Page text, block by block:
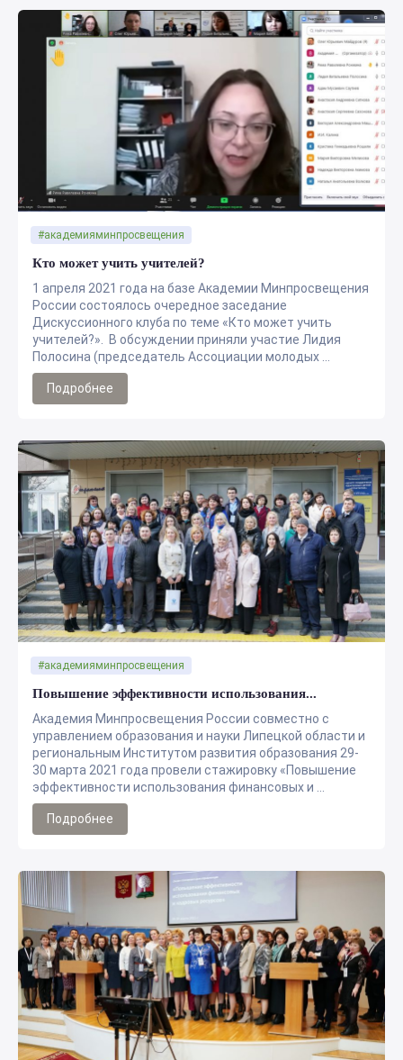
Кто может учить учителей?
1 апреля 2021 года на базе Академии Минпросвещения
России состоялось очередное заседание
Дискуссионного клуба по теме «Кто может учить
учителей?». В обсуждении приняли участие Лидия
Полосина (председатель Ассоциации молодых ...
#академияминпросвещения
Подробнее
Повышение эффективности использования...
Академия Минпросвещения России совместно с
управлением образования и науки Липецкой области и
региональным Институтом развития образования 29-
30 марта 2021 года провели стажировку «Повышение
эффективности использования финансовых и ...
#академияминпросвещения
Подробнее